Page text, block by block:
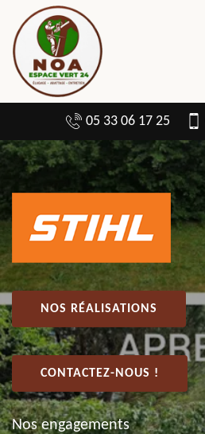
05 33 06 17 25
NOS RÉALISATIONS
CONTACTEZ-NOUS !
Nos engagements